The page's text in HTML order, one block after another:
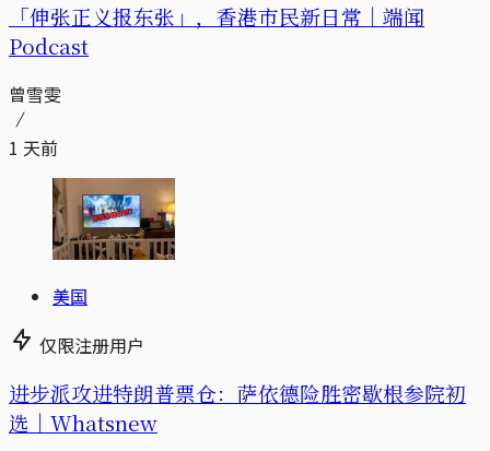
「伸张正义报东张」，香港市民新日常｜端闻
Podcast
曾雪雯
1 天前
美国
仅限注册用户
进步派攻进特朗普票仓：萨依德险胜密歇根参院初
选｜Whatsnew